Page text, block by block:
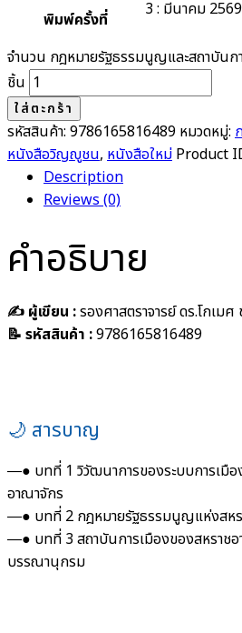
พิมพ์ครั้งที่ 3 : มีนาคม 2569
จำนวน กฎหมายรัฐธรรมนูญและสถาบันก
ชิ้น
ใส่ตะกร้า
รหัสสินค้า: 9786165816489 หมวดหมู่:
หนังสือวิญญูชน, หนังสือใหม่ Product
Description
Reviews (0)
คำอธิบาย
✍️ ผู้เขียน :รองศาสตราจารย์ ดร.โกเม
📝 รหัสสินค้า :9786165816489
🌙 สารบาญ
―● บทที่ 1 วิวัฒนาการของระบบการเมื
อาณาจักร
―● บทที่ 2 กฎหมายรัฐธรรมนูญแห่งสห
―● บทที่ 3 สถาบันการเมืองของสหราช
บรรณานุกรม